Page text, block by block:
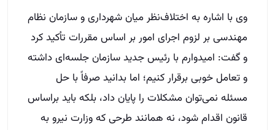
وی با اشاره به اختلاف‌نظر میان شهرداری و سازمان نظام
مهندسی بر لزوم اجرای امور بر اساس مقررات تأکید کرد
و گفت: امیدوارم با رئیس جدید سازمان جلسه‌ای داشته
و تعامل خوبی برقرار کنیم؛ اما بدانید صرفاً با حل
مسئله نمی‌توان مشکلات را پایان داد، بلکه باید براساس
قانون اقدام شود، نه همانند طرحی که وزارت نیرو به